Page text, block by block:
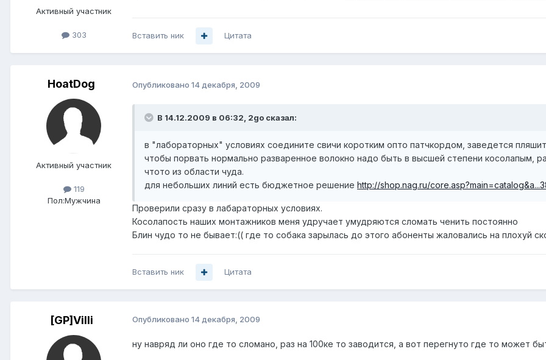
Активный участник
303 Вставить ник Цитата
HoatDog
Активный участник
119
Пол:Мужчина
Опубликовано 14 декабря, 2009
В 14.12.2009 в 06:32, 2go сказал:
в "лабораторных" условиях соедините свичи коротким опто патчкордом, заведется
чтобы порвать нормально разваренное волокно надо быть в высшей степени косолапым,
чтото из области чуда.
для небольших линий есть бюджетное решение http://shop.nag.ru/
Проверили сразу в лабараторных условиях.
Косолапость наших монтажников меня удручает умудряются сломать ченить постоянно
Блин чудо то не бывает:(( где то собака зарылась до этого абоненты жаловались на плохуй
Вставить ник Цитата
[GP]Villi Опубликовано 14 декабря, 2009
ну навряд ли оно где то сломано, раз на 100ке то заводится, а вот перегнуто где то может